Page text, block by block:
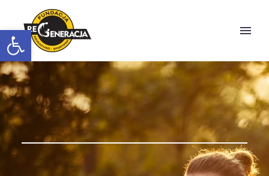
Otwórz pasek narzędzi